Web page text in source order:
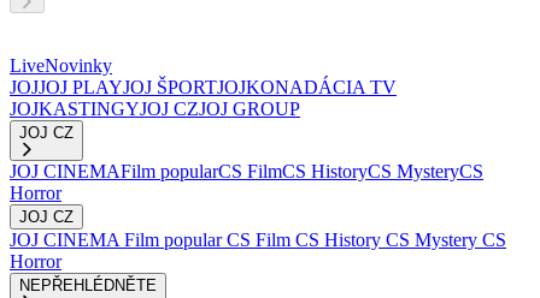
LiveNovinky
JOJJOJ PLAYJOJ ŠPORTJOJKONADÁCIA TV
JOJKASTINGYJOJ CZJOJ GROUP
JOJ CZ
JOJ CINEMAFilm popularCS FilmCS HistoryCS MysteryCS
Horror
JOJ CZ
JOJ CINEMA Film popularCS Film CS History CS Mystery CS
Horror
NEPŘEHLÉDNĚTE